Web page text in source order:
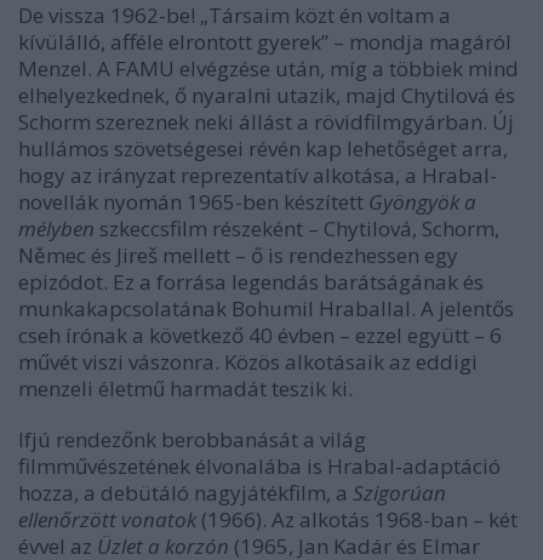
De vissza 1962-be! „Társaim közt én voltam a
kívülálló, afféle elrontott gyerek” – mondja magáról
Menzel. A FAMU elvégzése után, míg a többiek mind
elhelyezkednek, ő nyaralni utazik, majd Chytilová és
Schorm szereznek neki állást a rövidfilmgyárban. Új
hullámos szövetségesei révén kap lehetőséget arra,
hogy az irányzat reprezentatív alkotása, a Hrabal-
novellák nyomán 1965-ben készített Gyöngyök a
mélyben szkeccsfilm részeként – Chytilová, Schorm,
Němec és Jireš mellett – ő is rendezhessen egy
epizódot. Ez a forrása legendás barátságának és
munkakapcsolatának Bohumil Hraballal. A jelentős
cseh írónak a következő 40 évben – ezzel együtt – 6
művét viszi vászonra. Közös alkotásaik az eddigi
menzeli életmű harmadát teszik ki.
Ifjú rendezőnk berobbanását a világ
filmművészetének élvonalába is Hrabal-adaptáció
hozza, a debütáló nagyjátékfilm, a Szigorúan
ellenőrzött vonatok (1966). Az alkotás 1968-ban – két
évvel az Üzlet a korzón (1965, Jan Kadár és Elmar